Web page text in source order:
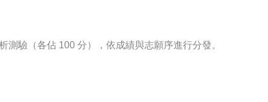
測驗（各佔 100 分），依成績與志願序進行分發。